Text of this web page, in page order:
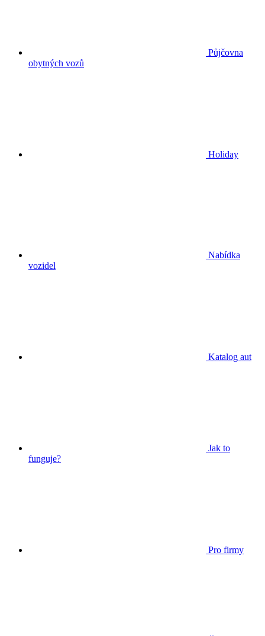
Půjčovna
obytných vozů
Holiday
Nabídka
vozidel
Katalog aut
Jak to
funguje?
Pro firmy